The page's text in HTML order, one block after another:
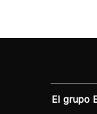
El grupo